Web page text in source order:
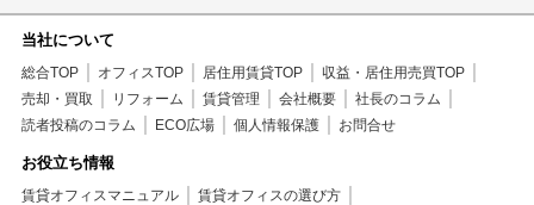
当社について
総合TOP オフィスTOP 居住用賃貸TOP
収益・居住用売買TOP
売却・買取
リフォーム 賃貸管理 会社概要
社長のコラム
読者投稿のコラム
ECO広場 個人情報保護 お問合せ
お役立ち情報
賃貸オフィスマニュアル
賃貸オフィスの選び方